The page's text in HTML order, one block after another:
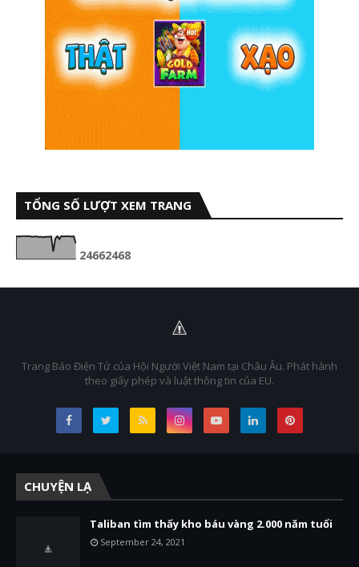
TỔNG SỐ LƯỢT XEM TRANG
24662468
Trang Báo Điện Tử của Hội Người Việt Nam tại Châu Âu. Phát hành
theo giấy phép và luật thông tin của EU.
CHUYỆN LẠ
Taliban tìm thấy kho báu vàng 2.000 năm tuổi
September 24, 2021